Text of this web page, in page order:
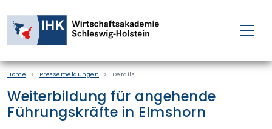
FÜR EINZELPERSONEN
FÜR UNTERNEHMEN
PROJEKTE
Home Pressemeldungen Details
Weiterbildung für angehende
Führungskräfte in Elmshorn